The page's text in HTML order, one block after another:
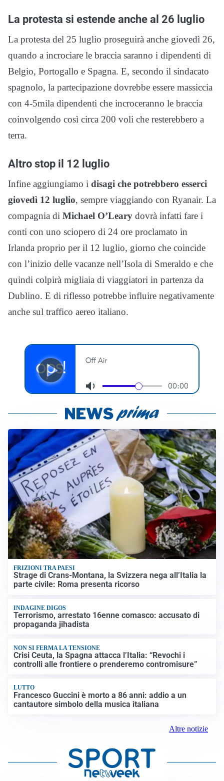
La protesta si estende anche al 26 luglio
La protesta del 25 luglio proseguirà anche giovedì 26,
quando a incrociare le braccia saranno i dipendenti di
Belgio, Portogallo e Spagna. E, secondo il sindacato
spagnolo, la partecipazione dovrebbe essere massiccia
con 4-5mila dipendenti che incroceranno le braccia
coinvolgendo così circa 200 voli che resterebbero a
terra.
Altro stop il 12 luglio
Infine aggiungiamo i disagi che potrebbero esserci
giovedì 12 luglio, sempre viaggiando con Ryanair. La
compagnia di Michael O’Leary dovrà infatti fare i
conti con uno sciopero di 24 ore proclamato in
Irlanda proprio per il 12 luglio, giorno che coincide
con l’inizio delle vacanze nell’Isola di Smeraldo e che
quindi colpirà migliaia di viaggiatori in partenza da
Dublino. E di riflesso potrebbe influire negativamente
anche sul traffico aereo italiano.
FRIZIONI TRA PAESI
Strage di Crans-Montana, la Svizzera nega all’Italia la
parte civile: Roma presenta ricorso
INDAGINE DIGOS
Terrorismo, arrestato 16enne comasco: accusato di
propaganda jihadista
NON SI FERMA LA TENSIONE
Crisi Ceuta, la Spagna attacca l’Italia: “Revochi i
controlli alle frontiere o prenderemo contromisure”
LUTTO
Francesco Guccini è morto a 86 anni: addio a un
cantautore simbolo della musica italiana
Altre notizie